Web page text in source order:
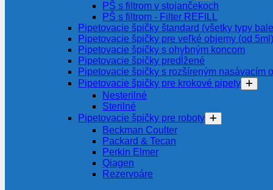
PŠ s filtrom v stojančekoch
PŠ s filtrom - Filter REFILL
Pipetovacie špičky štandard (všetky typy
Pipetovacie špičky pre veľké objemy (od 5ml)
Pipetovacie špičky s ohybným koncom
Pipetovacie špičky predĺžené
Pipetovacie špičky s rozšíreným nasávacím
Pipetovacie špičky pre krokové pipety
Nesterilné
Sterilné
Pipetovacie špičky pre roboty
Beckman Coulter
Packard & Tecan
Perkin Elmer
Qiagen
Rezervoáre